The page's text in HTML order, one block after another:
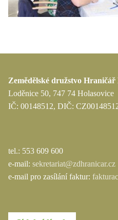
Zemědělské družstvo Hraničář
Loděnice 50, 747 74 Holasovice
IČ: 00148512, DIČ:
tel.: 553 609 600
e-mail: sekretariat@zdhranicar.cz
e-mail pro zasílání faktur: